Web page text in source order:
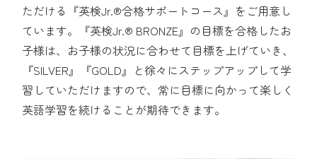
ただける『英検Jr.®合格サポートコース』をご用意し
ています。『英検Jr.® BRONZE』の目標を合格したお
子様は、お子様の状況に合わせて目標を上げていき、
『SILVER』『GOLD』と徐々にステップアップして学
習していただけますので、常に目標に向かって楽しく
英語学習を続けることが期待できます。